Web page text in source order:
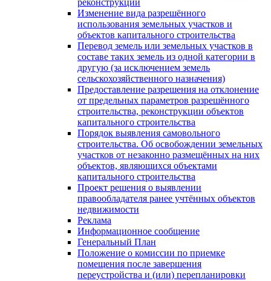
реконструкции
Изменение вида разрешённого
использования земельных участков и
объектов капитального строительства
Перевод земель или земельных участков в
составе таких земель из одной категории в
другую (за исключением земель
сельскохозяйственного назначения)
Предоставление разрешения на отклонение
от предельных параметров разрешённого
строительства, реконструкции объектов
капитального строительства
Порядок выявления самовольного
строительства. Об освобождении земельных
участков от незаконно размещённых на них
объектов, являющихся объектами
капитального строительства
Проект решения о выявлении
правообладателя ранее учтённых объектов
недвижимости
Реклама
Информационное сообщение
Генеральный План
Положение о комиссии по приемке
помещения после завершения
переустройства и (или) перепланировки